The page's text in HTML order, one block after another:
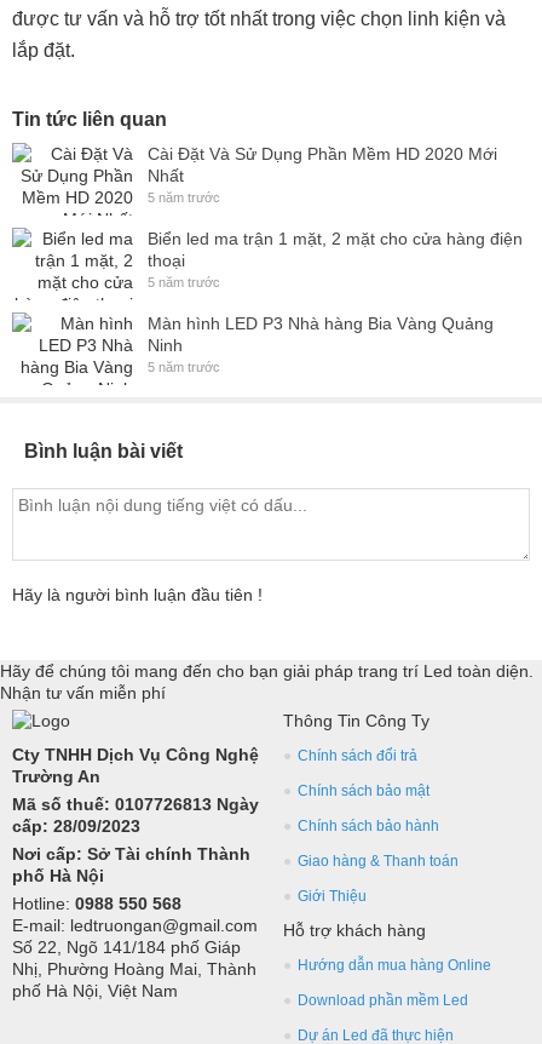
được tư vấn và hỗ trợ tốt nhất trong việc chọn linh kiện và
lắp đặt.
Tin tức liên quan
Cài Đặt Và Sử Dụng Phần Mềm HD 2020 Mới
Nhất
5 năm trước
Biển led ma trận 1 mặt, 2 mặt cho cửa hàng điện
thoại
5 năm trước
Màn hình LED P3 Nhà hàng Bia Vàng Quảng
Ninh
5 năm trước
Bình luận bài viết
Hãy là người bình luận đầu tiên !
Hãy để chúng tôi mang đến cho bạn giải pháp trang trí Led toàn diện.
Nhận tư vấn miễn phí
Cty TNHH Dịch Vụ Công Nghệ
Trường An
Mã số thuế: 0107726813 Ngày
cấp: 28/09/2023
Nơi cấp: Sở Tài chính Thành
phố Hà Nội
Hotline: 0988 550 568
E-mail: ledtruongan@gmail.com
Số 22, Ngõ 141/184 phố Giáp
Nhị, Phường Hoàng Mai, Thành
phố Hà Nội, Việt Nam
Thông Tin Công Ty
Chính sách đổi trả
Chính sách bảo mật
Chính sách bảo hành
Giao hàng & Thanh toán
Giới Thiệu
Hỗ trợ khách hàng
Hướng dẫn mua hàng Online
Download phần mềm Led
Dự án Led đã thực hiện